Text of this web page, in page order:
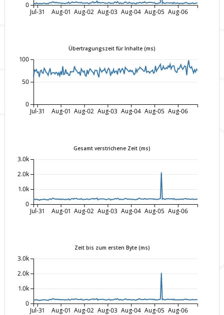
Jul-31 Aug-01 Aug-02 Aug-03 Aug-04 Aug-05 Aug-06
0
Übertragungszeit für Inhalte (ms)
Jul-31 Aug-01 Aug-02 Aug-03 Aug-04 Aug-05 Aug-06
0
50
100
Gesamt verstrichene Zeit (ms)
Jul-31 Aug-01 Aug-02 Aug-03 Aug-04 Aug-05 Aug-06
0
1.0k
2.0k
3.0k
Zeit bis zum ersten Byte (ms)
Jul-31 Aug-01 Aug-02 Aug-03 Aug-04 Aug-05 Aug-06
0
1.0k
2.0k
3.0k